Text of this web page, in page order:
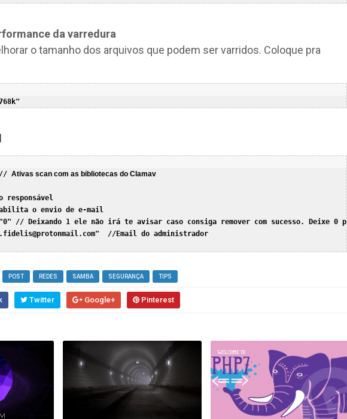
da varredura
o tamanho dos arquivos que podem ser varridos. Coloque pra
// Ativas scan com as bibliotecas do Clamav
responsável
o envio de e-mail
// Deixando 1 ele não irá te avisar caso consiga remover com sucesso. Deixe
//Email do administrador
POST REDES SAMBA SEGURANÇA TIPS
Twitter Google+ Pinterest